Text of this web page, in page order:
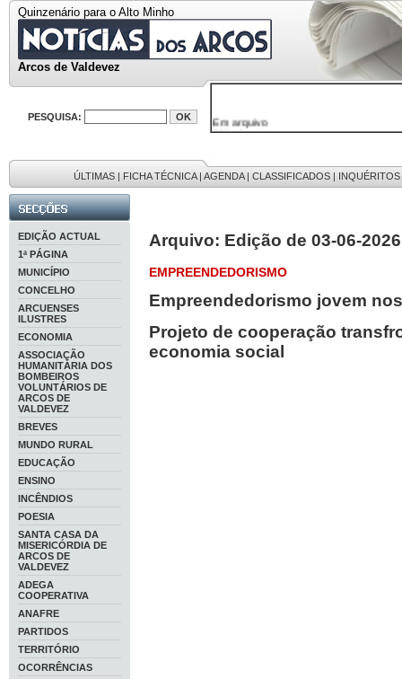
Quinzenário para o Alto Minho
Arcos de Valdevez
PESQUISA:
Em arquivo
32646 notícias
9886 mensagens
201 registos
ÚLTIMAS | FICHA TÉCNICA| AGENDA| CLASSIFICADOS | INQUÉRITOS
EDIÇÃO ACTUAL
1ª PÁGINA
MUNICÍPIO
CONCELHO
ARCUENSES
ILUSTRES
ECONOMIA
ASSOCIAÇÃO
HUMANITÁRIA DOS
BOMBEIROS
VOLUNTÁRIOS DE
ARCOS DE
VALDEVEZ
BREVES
MUNDO RURAL
EDUCAÇÃO
ENSINO
INCÊNDIOS
POESIA
SANTA CASA DA
MISERICÓRDIA DE
ARCOS DE
VALDEVEZ
ADEGA
COOPERATIVA
ANAFRE
PARTIDOS
TERRITÓRIO
OCORRÊNCIAS
Arquivo: Edição de 03-06-2026
EMPREENDEDORISMO
Empreendedorismo jovem
Projeto de cooperação
economia social